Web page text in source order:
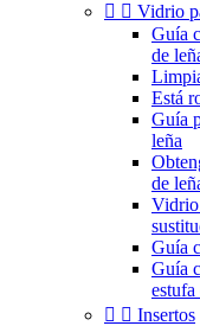
  Vidrio
Guía
de
Está
Guía
leña
de
Vidrio
Guía
Guía
estufa
  Insertos